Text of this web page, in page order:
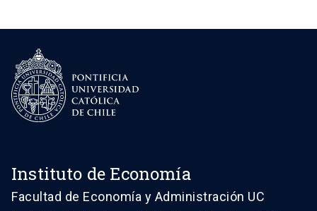
Instituto de Economía
Facultad de Economía y Administración UC